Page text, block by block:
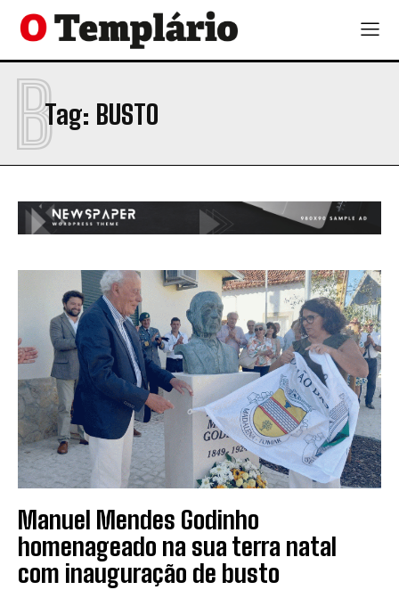
Tag: BUSTO
B
Manuel Mendes Godinho
homenageado na sua terra natal
com inauguração de busto